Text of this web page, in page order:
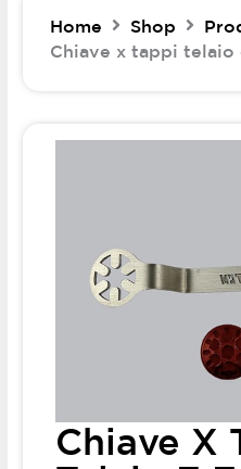
Home Shop
Chiave x tappi telaio
Chiave X